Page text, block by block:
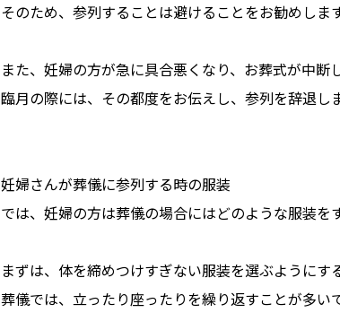
そのため、参列することは避けることをお勧めします
また、妊婦の方が急に具合悪くなり、お葬式が中断
臨月の際には、その都度をお伝えし、参列を辞退し
妊婦さんが葬儀に参列する時の服装
では、妊婦の方は葬儀の場合にはどのような服装を
まずは、体を締めつけすぎない服装を選ぶようにす
葬儀では、立ったり座ったりを繰り返すことが多いで